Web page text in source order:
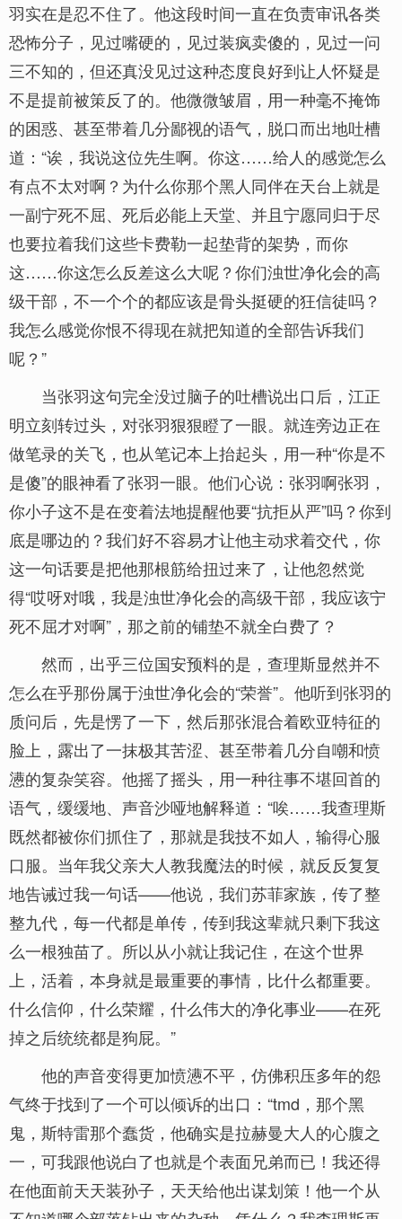
羽实在是忍不住了。他这段时间一直在负责审讯各类
恐怖分子，见过嘴硬的，见过装疯卖傻的，见过一问
三不知的，但还真没见过这种态度良好到让人怀疑是
不是提前被策反了的。他微微皱眉，用一种毫不掩饰
的困惑、甚至带着几分鄙视的语气，脱口而出地吐槽
道：“诶，我说这位先生啊。你这……给人的感觉怎么
有点不太对啊？为什么你那个黑人同伴在天台上就是
一副宁死不屈、死后必能上天堂、并且宁愿同归于尽
也要拉着我们这些卡费勒一起垫背的架势，而你
这……你这怎么反差这么大呢？你们浊世净化会的高
级干部，不一个个的都应该是骨头挺硬的狂信徒吗？
我怎么感觉你恨不得现在就把知道的全部告诉我们
呢？”
当张羽这句完全没过脑子的吐槽说出口后，江正
明立刻转过头，对张羽狠狠瞪了一眼。就连旁边正在
做笔录的关飞，也从笔记本上抬起头，用一种“你是不
是傻”的眼神看了张羽一眼。他们心说：张羽啊张羽，
你小子这不是在变着法地提醒他要“抗拒从严”吗？你到
底是哪边的？我们好不容易才让他主动求着交代，你
这一句话要是把他那根筋给扭过来了，让他忽然觉
得“哎呀对哦，我是浊世净化会的高级干部，我应该宁
死不屈才对啊”，那之前的铺垫不就全白费了？
然而，出乎三位国安预料的是，查理斯显然并不
怎么在乎那份属于浊世净化会的“荣誉”。他听到张羽的
质问后，先是愣了一下，然后那张混合着欧亚特征的
脸上，露出了一抹极其苦涩、甚至带着几分自嘲和愤
懑的复杂笑容。他摇了摇头，用一种往事不堪回首的
语气，缓缓地、声音沙哑地解释道：“唉……我查理斯
既然都被你们抓住了，那就是我技不如人，输得心服
口服。当年我父亲大人教我魔法的时候，就反反复复
地告诫过我一句话——他说，我们苏菲家族，传了整
整九代，每一代都是单传，传到我这辈就只剩下我这
么一根独苗了。所以从小就让我记住，在这个世界
上，活着，本身就是最重要的事情，比什么都重要。
什么信仰，什么荣耀，什么伟大的净化事业——在死
掉之后统统都是狗屁。”
他的声音变得更加愤懑不平，仿佛积压多年的怨
气终于找到了一个可以倾诉的出口：“tmd，那个黑
鬼，斯特雷那个蠢货，他确实是拉赫曼大人的心腹之
一，可我跟他说白了也就是个表面兄弟而已！我还得
在他面前天天装孙子，天天给他出谋划策！他一个从